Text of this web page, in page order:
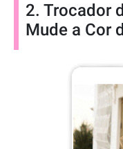
2. Trocador
Mude a Cor